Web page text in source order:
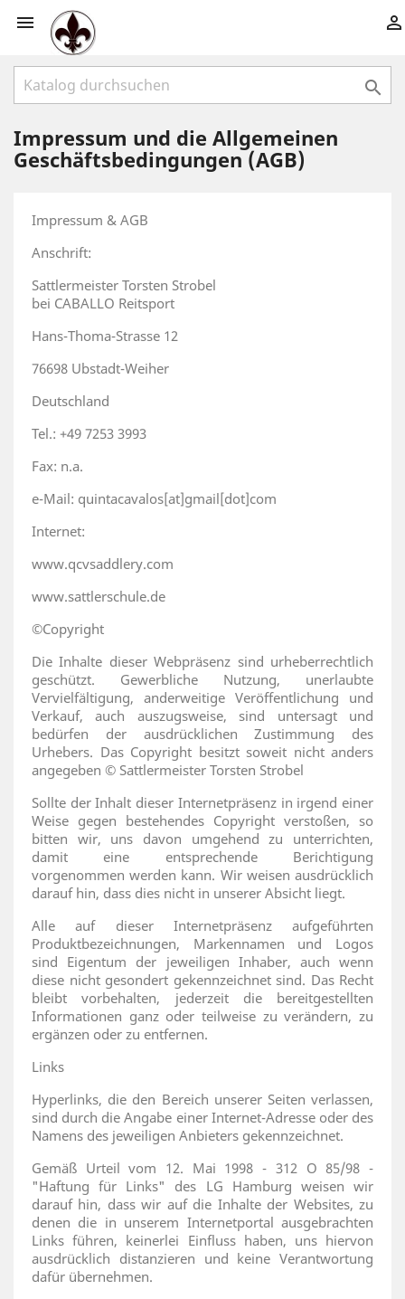
 

Impressum und die Allgemeinen
Geschäftsbedingungen (AGB)
Impressum & AGB
Anschrift:
Sattlermeister Torsten Strobel
bei CABALLO Reitsport
Hans-Thoma-Strasse 12
76698 Ubstadt-Weiher
Deutschland
Tel.: +49 7253 3993
Fax: n.a.
e-Mail: quintacavalos[at]gmail[dot]com
Internet:
www.qcvsaddlery.com
www.sattlerschule.de
©Copyright
Die Inhalte dieser Webpräsenz sind urheberrechtlich
geschützt. Gewerbliche Nutzung, unerlaubte
Vervielfältigung, anderweitige Veröffentlichung und
Verkauf, auch auszugsweise, sind untersagt und
bedürfen der ausdrücklichen Zustimmung des
Urhebers. Das Copyright besitzt soweit nicht anders
angegeben © Sattlermeister Torsten Strobel
Sollte der Inhalt dieser Internetpräsenz in irgend einer
Weise gegen bestehendes Copyright verstoßen, so
bitten wir, uns davon umgehend zu unterrichten,
damit eine entsprechende Berichtigung
vorgenommen werden kann. Wir weisen ausdrücklich
darauf hin, dass dies nicht in unserer Absicht liegt.
Alle auf dieser Internetpräsenz aufgeführten
Produktbezeichnungen, Markennamen und Logos
sind Eigentum der jeweiligen Inhaber, auch wenn
diese nicht gesondert gekennzeichnet sind. Das Recht
bleibt vorbehalten, jederzeit die bereitgestellten
Informationen ganz oder teilweise zu verändern, zu
ergänzen oder zu entfernen.
Links
Hyperlinks, die den Bereich unserer Seiten verlassen,
sind durch die Angabe einer Internet-Adresse oder des
Namens des jeweiligen Anbieters gekennzeichnet.
Gemäß Urteil vom 12. Mai 1998 - 312 O 85/98 -
"Haftung für Links" des LG Hamburg weisen wir
darauf hin, dass wir auf die Inhalte der Websites, zu
denen die in unserem Internetportal ausgebrachten
Links führen, keinerlei Einfluss haben, uns hiervon
ausdrücklich distanzieren und keine Verantwortung
dafür übernehmen.